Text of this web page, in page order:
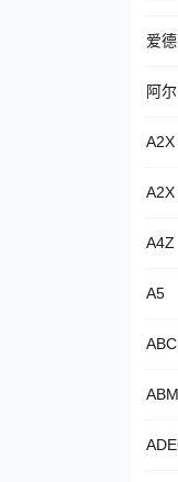
爱
阿
A2X
A4Z
A5